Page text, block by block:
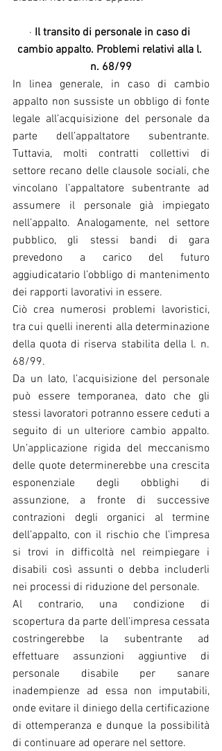
· Il transito di personale in caso di
cambio appalto. Problemi relativi alla l.
n. 68/99
In linea generale, in caso di cambio
appalto non sussiste un obbligo di fonte
legale all’acquisizione del personale da
parte dell’appaltatore subentrante.
Tuttavia, molti contratti collettivi di
settore recano delle clausole sociali, che
vincolano l’appaltatore subentrante ad
assumere il personale già impiegato
nell’appalto. Analogamente, nel settore
pubblico, gli stessi bandi di gara
prevedono a carico del futuro
aggiudicatario l’obbligo di mantenimento
dei rapporti lavorativi in essere.
Ciò crea numerosi problemi lavoristici,
tra cui quelli inerenti alla determinazione
della quota di riserva stabilita della l. n.
68/99.
Da un lato, l’acquisizione del personale
può essere temporanea, dato che gli
stessi lavoratori potranno essere ceduti a
seguito di un ulteriore cambio appalto.
Un’applicazione rigida del meccanismo
delle quote determinerebbe una crescita
esponenziale degli obblighi di
assunzione, a fronte di successive
contrazioni degli organici al termine
dell’appalto, con il rischio che l’impresa
si trovi in difficoltà nel reimpiegare i
disabili così assunti o debba includerli
nei processi di riduzione del personale.
Al contrario, una condizione di
scopertura da parte dell’impresa cessata
costringerebbe la subentrante ad
effettuare assunzioni aggiuntive di
personale disabile per sanare
inadempienze ad essa non imputabili,
onde evitare il diniego della certificazione
di ottemperanza e dunque la possibilità
di continuare ad operare nel settore.